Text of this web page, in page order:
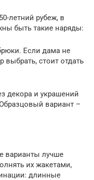
летний рубеж, в
быть такие наряды:
Если дама не
выбрать, стоит отдать
декора и украшений
вариант –
варианты лучше
их жакетами,
длинные